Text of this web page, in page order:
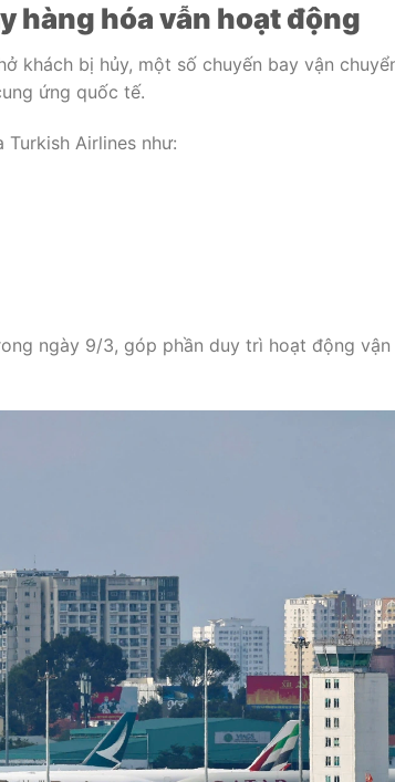
hàng hóa vẫn hoạt động
khách bị hủy, một số chuyến bay vận
ứng quốc tế.
Turkish Airlines như:
ngày 9/3, góp phần duy trì hoạt động vận